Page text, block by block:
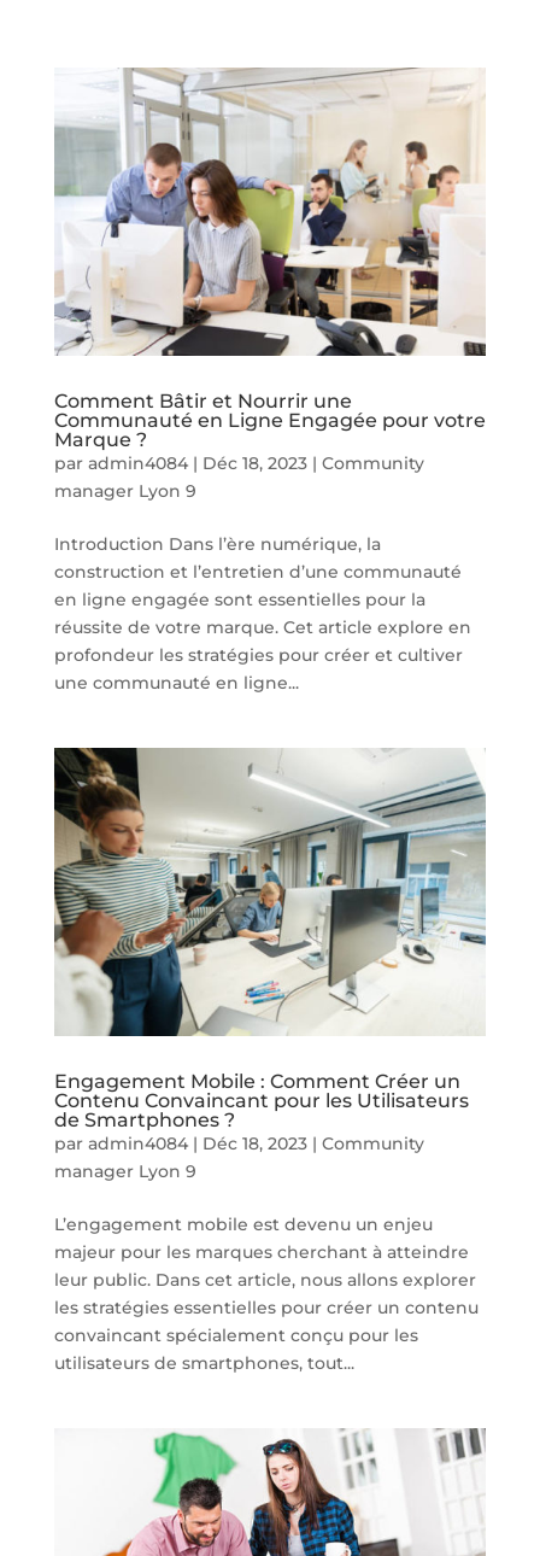
Comment Bâtir et Nourrir une
Communauté en Ligne Engagée pour votre
Marque ?
par admin4084| Déc 18, 2023| Community
manager Lyon 9
Introduction Dans l’ère numérique, la
construction et l’entretien d’une communauté
en ligne engagée sont essentielles pour la
réussite de votre marque. Cet article explore en
profondeur les stratégies pour créer et cultiver
une communauté en ligne...
Engagement Mobile : Comment Créer un
Contenu Convaincant pour les Utilisateurs
de Smartphones ?
par admin4084| Déc 18, 2023| Community
manager Lyon 9
L’engagement mobile est devenu un enjeu
majeur pour les marques cherchant à atteindre
leur public. Dans cet article, nous allons explorer
les stratégies essentielles pour créer un contenu
convaincant spécialement conçu pour les
utilisateurs de smartphones, tout...